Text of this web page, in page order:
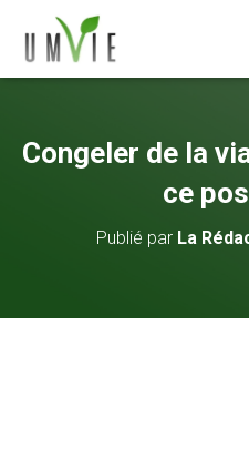
Congeler de la
ce
Publié par La